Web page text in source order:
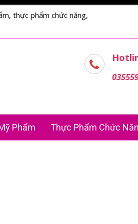
thực phẩm chức năng,
Phẩm Thực Phẩm Chức